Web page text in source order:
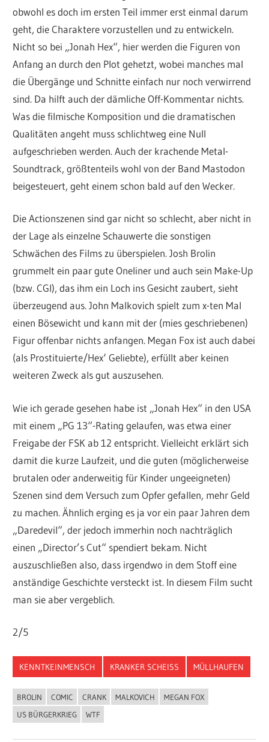
obwohl es doch im ersten Teil immer erst einmal darum
geht, die Charaktere vorzustellen und zu entwickeln.
Nicht so bei „Jonah Hex“, hier werden die Figuren von
Anfang an durch den Plot gehetzt, wobei manches mal
die Übergänge und Schnitte einfach nur noch verwirrend
sind. Da hilft auch der dämliche Off-Kommentar nichts.
Was die filmische Komposition und die dramatischen
Qualitäten angeht muss schlichtweg eine Null
aufgeschrieben werden. Auch der krachende Metal-
Soundtrack, größtenteils wohl von der Band Mastodon
beigesteuert, geht einem schon bald auf den Wecker.
Die Actionszenen sind gar nicht so schlecht, aber nicht in
der Lage als einzelne Schauwerte die sonstigen
Schwächen des Films zu überspielen. Josh Brolin
grummelt ein paar gute Oneliner und auch sein Make-Up
(bzw. CGI), das ihm ein Loch ins Gesicht zaubert, sieht
überzeugend aus. John Malkovich spielt zum x-ten Mal
einen Bösewicht und kann mit der (mies geschriebenen)
Figur offenbar nichts anfangen. Megan Fox ist auch dabei
(als Prostituierte/Hex‘ Geliebte), erfüllt aber keinen
weiteren Zweck als gut auszusehen.
Wie ich gerade gesehen habe ist „Jonah Hex“ in den USA
mit einem „PG 13“-Rating gelaufen, was etwa einer
Freigabe der FSK ab 12 entspricht. Vielleicht erklärt sich
damit die kurze Laufzeit, und die guten (möglicherweise
brutalen oder anderweitig für Kinder ungeeigneten)
Szenen sind dem Versuch zum Opfer gefallen, mehr Geld
zu machen. Ähnlich erging es ja vor ein paar Jahren dem
„Daredevil“, der jedoch immerhin noch nachträglich
einen „Director’s Cut“ spendiert bekam. Nicht
auszuschließen also, dass irgendwo in dem Stoff eine
anständige Geschichte versteckt ist. In diesem Film sucht
man sie aber vergeblich.
2/5
KENNTKEINMENSCH KRANKER SCHEISS MÜLLHAUFEN
BROLIN COMIC CRANK MALKOVICH
MEGAN FOX
US BÜRGERKRIEG
WTF